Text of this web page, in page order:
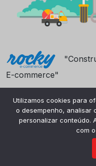
E-commerce"
Utilizamos cookies para
o desempenho, analisar
personalizar conteúdo.
com